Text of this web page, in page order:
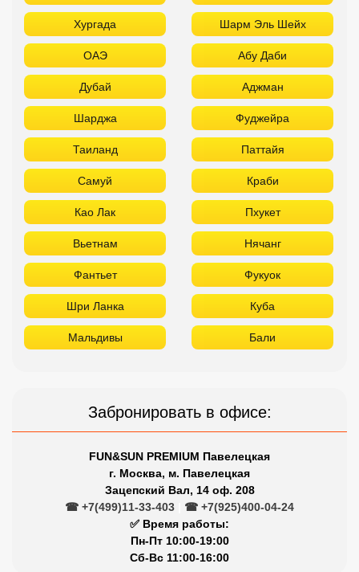
Хургада Шарм Эль Шейх
ОАЭ Абу Даби
Дубай Аджман
Шарджа Фуджейра
Таиланд Паттайя
Самуй Краби
Као Лак Пхукет
Вьетнам Нячанг
Фантьет Фукуок
Шри Ланка Куба
Мальдивы Бали
Забронировать в офисе:
FUN&SUN PREMIUM Павелецкая
г. Москва, м. Павелецкая
Зацепский Вал, 14 оф. 208
☎ +7(499)11-33-403
☎ +7(925)400-04-24
✅ Время работы:
Пн-Пт 10:00-19:00
Сб-Вс 11:00-16:00